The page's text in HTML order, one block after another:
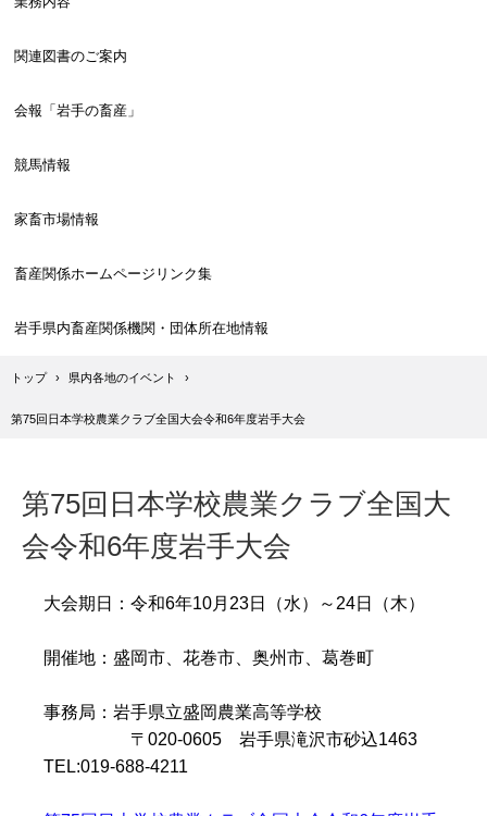
関連図書のご案内
会報「岩手の畜産」
競馬情報
家畜市場情報
畜産関係ホームページリンク集
岩手県内畜産関係機関・団体所在地情報
トップ › 県内各地のイベント ›
第75回日本学校農業クラブ全国大会令和6年度岩手大会
第75回日本学校農業クラブ全国大
会令和6年度岩手大会
大会期日：令和6年10月23日（水）～24日（木）
開催地：盛岡市、花巻市、奥州市、葛巻町
事務局：岩手県立盛岡農業高等学校
〒020-0605 岩手県滝沢市砂込1463
TEL:019-688-4211